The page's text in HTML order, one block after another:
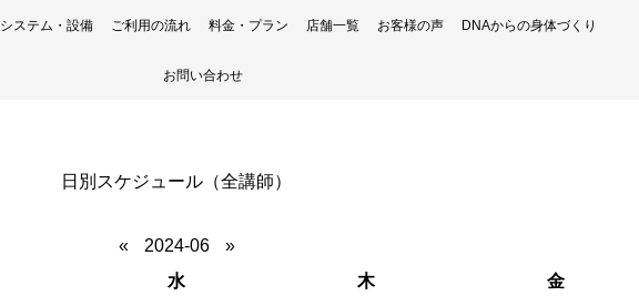
システム・設備 ご利用の流れ 料金・プラン 店舗一覧 お客様の声 DNAからの身体づくり
お問い合わせ
日別スケジュール（全講師）
« 2024-06 »
水 木 金